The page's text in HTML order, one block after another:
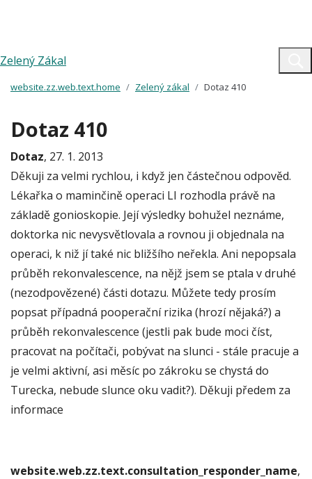
Zelený Zákal
website.zz.web.text.home Zelený zákal Dotaz 410
Dotaz 410
Dotaz, 27. 1. 2013
Děkuji za velmi rychlou, i když jen částečnou odpověd.
Lékařka o maminčině operaci LI rozhodla právě na
základě gonioskopie. Její výsledky bohužel neznáme,
doktorka nic nevysvětlovala a rovnou ji objednala na
operaci, k niž jí také nic bližšího neřekla. Ani nepopsala
průběh rekonvalescence, na nějž jsem se ptala v druhé
(nezodpovězené) části dotazu. Můžete tedy prosím
popsat případná pooperační rizika (hrozí nějaká?) a
průběh rekonvalescence (jestli pak bude moci číst,
pracovat na počítači, pobývat na slunci - stále pracuje a
je velmi aktivní, asi měsíc po zákroku se chystá do
Turecka, nebude slunce oku vadit?). Děkuji předem za
informace
website.web.zz.text.consultation_responder_name,